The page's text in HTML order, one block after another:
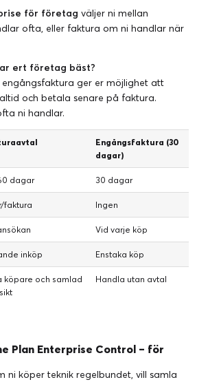
för företag väljer ni mellan
ofta, eller faktura om ni handlar när
ert företag bäst?
ger er möjlighet att
och betala senare på faktura.
ni handlar.
Engångsfaktura (30
dagar)
dagar 30 dagar
faktura Ingen
Vid varje köp
inköp Enstaka köp
köpare och samlad
Handla utan avtal
Plan Enterprise Control – för
ni köper teknik regelbundet, vill samla